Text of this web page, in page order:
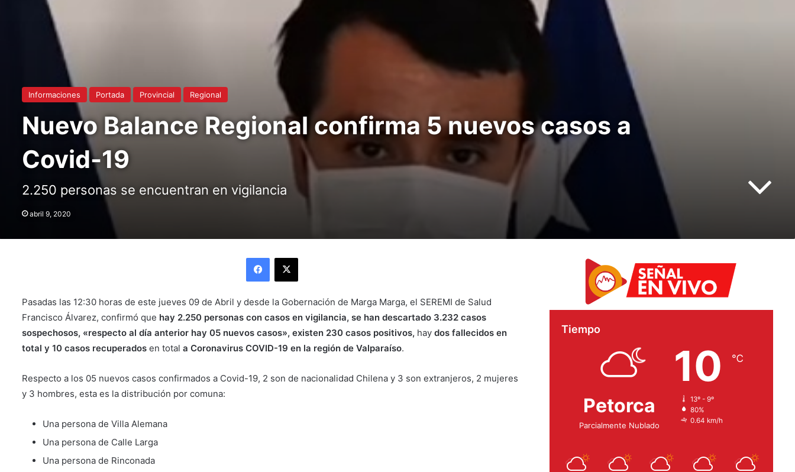
Informaciones Portada Provincial Regional
Nuevo Balance Regional confirma 5 nuevos casos a
Covid-19
2.250 personas se encuentran en vigilancia
abril 9, 2020
Pasadas las 12:30 horas de este jueves 09 de Abril y desde la Gobernación de Marga Marga, el SEREMI de Salud
Francisco Álvarez, confirmó que hay 2.250 personas con casos en vigilancia, se han descartado 3.232 casos
sospechosos, «respecto al día anterior hay 05 nuevos casos», existen 230 casos positivos, hay dos fallecidos en
total y 10 casos recuperados en total a Coronavirus COVID-19 en la región de Valparaíso.
Respecto a los 05 nuevos casos confirmados a Covid-19, 2 son de nacionalidad Chilena y 3 son extranjeros, 2 mujeres
y 3 hombres, esta es la distribución por comuna:
Una persona de Villa Alemana
Una persona de Calle Larga
Una persona de Rinconada
Tiempo
Petorca
Parcialmente Nublado
10 ℃
13º - 9º
80%
0.64 km/h